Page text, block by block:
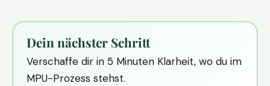
Dein nächster Schritt
Verschaffe dir in 5 Minuten Klarheit, wo du im
MPU-Prozess stehst.